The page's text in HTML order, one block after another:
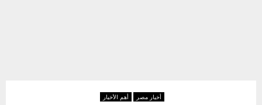
أخبار مصر أهم الأخبار